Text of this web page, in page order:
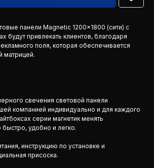
панели Magnetic 1200x1800 (сити) с
будут привлекать клиентов, благодаря
поля, которая обеспечивается
матрицей.
свечения световой панели
компанией индивидуально и для каждого
серии магнетик менять
удобно и легко.
инструкцию по установке и
присоска.